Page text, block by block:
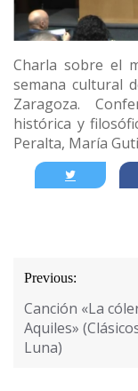
Charla sobre el
semana cultural
Zaragoza.
histórica y
Peralta, María
de
entradas
Previous:
Canción «La
Aquiles»
Luna)